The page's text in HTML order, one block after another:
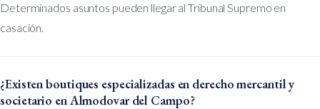
Determinados asuntos pueden llegar al Tribunal Supremo en
casación.
¿Existen boutiques especializadas en derecho mercantil y
societario en Almodovar del Campo?